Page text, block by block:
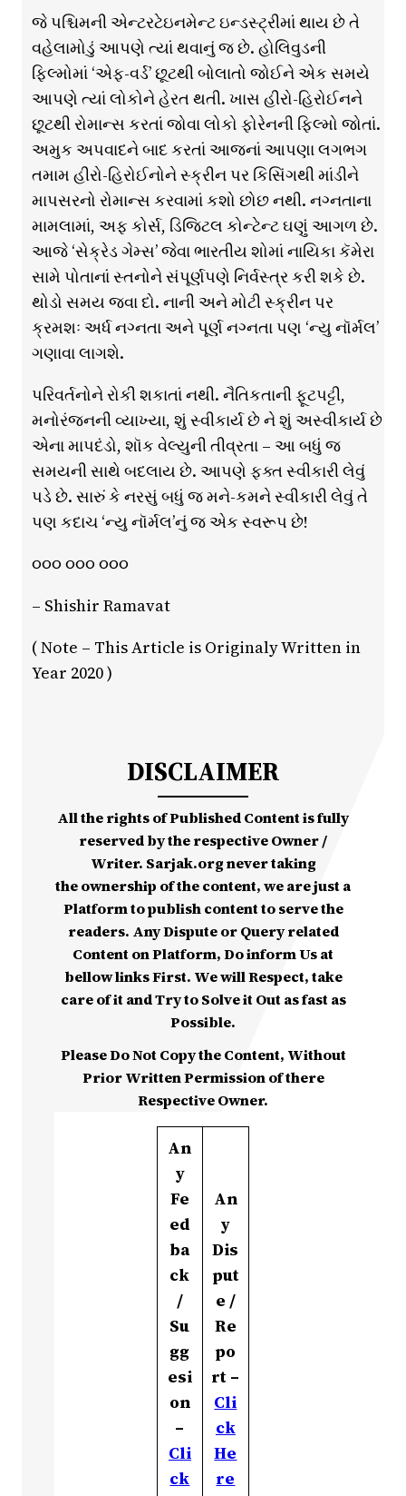
જે પશ્ચિમની એન્ટરટેઇનમેન્ટ ઇન્ડસ્ટ્રીમાં થાય છે તે
વહેલામોડું આપણે ત્યાં થવાનું જ છે. હોલિવુડની
ફિલ્મોમાં ‘એફ-વર્ડ’ છૂટથી બોલાતો જોઈને એક સમયે
આપણે ત્યાં લોકોને હેરત થતી. ખાસ હીરો-હિરોઈનને
છૂટથી રોમાન્સ કરતાં જોવા લોકો ફોરેનની ફિલ્મો જોતાં.
અમુક અપવાદને બાદ કરતાં આજનાં આપણા લગભગ
તમામ હીરો-હિરોઈનોને સ્ક્રીન પર કિસિંગથી માંડીને
માપસરનો રોમાન્સ કરવામાં કશો છોછ નથી. નગ્નતાના
મામલામાં, અફ કોર્સ, ડિજિટલ કોન્ટેન્ટ ઘણું આગળ છે.
આજે ‘સેક્રેડ ગેમ્સ’ જેવા ભારતીય શોમાં નાયિકા કૅમેરા
સામે પોતાનાં સ્તનોને સંપૂર્ણપણે નિર્વસ્ત્ર કરી શકે છે.
થોડો સમય જવા દો. નાની અને મોટી સ્ક્રીન પર
ક્રમશઃ અર્ધ નગ્નતા અને પૂર્ણ નગ્નતા પણ ‘ન્યુ નૉર્મલ’
ગણાવા લાગશે.
પરિવર્તનોને રોકી શકાતાં નથી. નૈતિકતાની ફૂટપટ્ટી,
મનોરંજનની વ્યાખ્યા, શું સ્વીકાર્ય છે ને શું અસ્વીકાર્ય છે
એના માપદંડો, શૉક વેલ્યુની તીવ્રતા – આ બધું જ
સમયની સાથે બદલાય છે. આપણે ફક્ત સ્વીકારી લેવું
પડે છે. સારું કે નરસું બધું જ મને-કમને સ્વીકારી લેવું તે
પણ કદાચ ‘ન્યુ નૉર્મલ’નું જ એક સ્વરૂપ છે!
૦૦૦ ૦૦૦ ૦૦૦
– Shishir Ramavat
( Note – This Article is Originaly Written in
Year 2020 )
DISCLAIMER
All the rights of Published Content is fully
reserved by the respective Owner /
Writer. Sarjak.org never taking
the ownership of the content, we are just a
Platform to publish content to serve the
readers. Any Dispute or Query related
Content on Platform, Do inform Us at
bellow links First. We will Respect, take
care of it and Try to Solve it Out as fast as
Possible.
Please Do Not Copy the Content, Without
Prior Written Permission of there
Respective Owner.
An
y
Fe
ed
ba
ck
/
Su
gg
esi
on
–
Cli
ck
An
y
Dis
put
e /
Re
po
rt –
Cli
ck
He
re